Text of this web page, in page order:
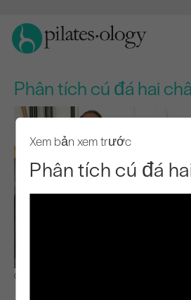
Phân tích cú đá hai
Xem bản xem trước
Phân tích cú đá
Quan sát & Học hỏi